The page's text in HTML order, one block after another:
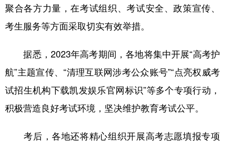
聚合各方力量，在考试组织、考试安全、政策宣传、
考生服务等方面采取切实有效举措。
据悉，2023年高考期间，各地将集中开展“高考护
航”主题宣传、“清理互联网涉考公众账号”“点亮权威考
试招生机构下载凯发娱乐官网标识”等多个专项行动，
积极营造良好考试环境，坚决维护教育考试公平。
考后，各地还将精心组织开展高考志愿填报专项